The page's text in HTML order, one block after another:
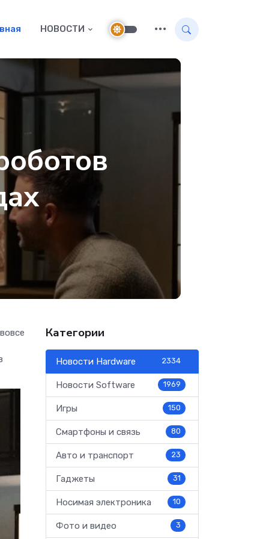
НОВОСТИ
Категории
Новости Hardware 2334
Новости Software 1969
Игры 150
Смартфоны и связь 80
Авто и транспорт 23
Гаджеты 31
Носимая электроника 10
Фото и видео 3